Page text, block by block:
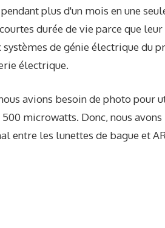
plus d'un mois en une
durée de vie parce que
de génie électrique du
électrique.
avions besoin de photo pour
500 microwatts. Donc, nous
entre les lunettes de bague et